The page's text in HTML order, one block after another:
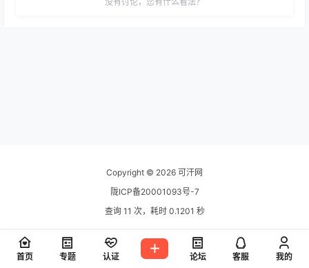
Copyright © 2026 可汗网
陇ICP备20001093号-7
查询 11 次，耗时 0.1201 秒
首页 专题 认证 论坛 客服 我的